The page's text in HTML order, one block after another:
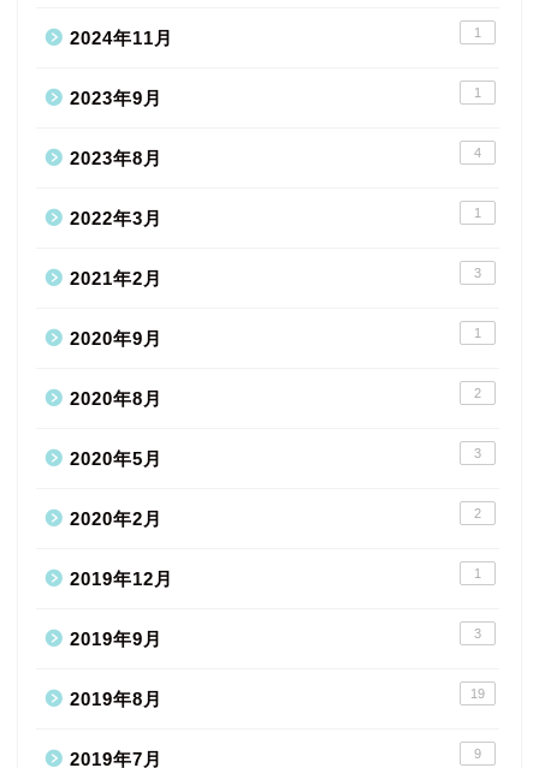
2024年11月 1
2023年9月 1
2023年8月 4
2022年3月 1
2021年2月 3
2020年9月 1
2020年8月 2
2020年5月 3
2020年2月 2
2019年12月 1
2019年9月 3
2019年8月 19
2019年7月 9